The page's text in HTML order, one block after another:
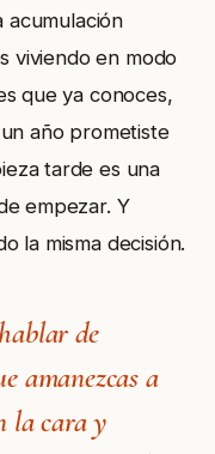
acumulación
viviendo en modo
que ya conoces,
año prometiste
tarde es una
empezar. Y
la misma decisión.
de
amanezcas a
la cara y